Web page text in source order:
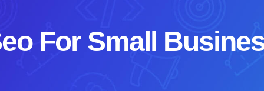
For Small